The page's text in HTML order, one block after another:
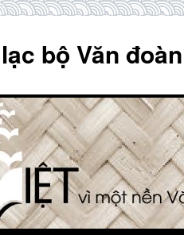
bộ Văn